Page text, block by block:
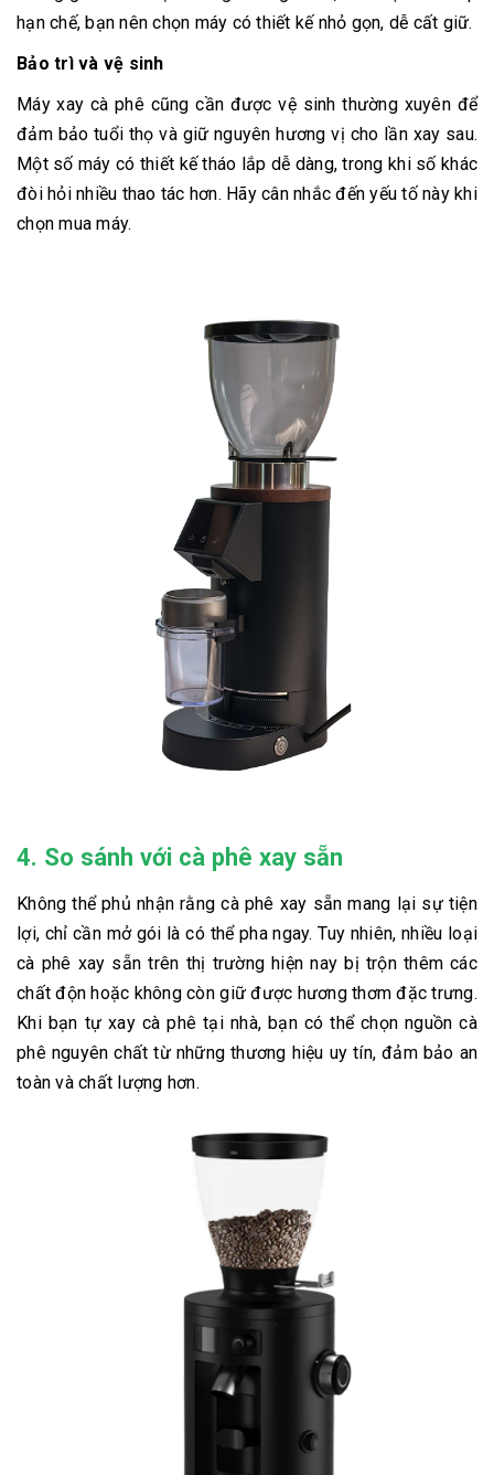
hạn chế, bạn nên chọn máy có thiết kế nhỏ gọn, dễ cất giữ.
Bảo trì và vệ sinh
Máy xay cà phê cũng cần được vệ sinh thường xuyên để
đảm bảo tuổi thọ và giữ nguyên hương vị cho lần xay sau.
Một số máy có thiết kế tháo lắp dễ dàng, trong khi số khác
đòi hỏi nhiều thao tác hơn. Hãy cân nhắc đến yếu tố này khi
chọn mua máy.
4. So sánh với cà phê xay sẵn
Không thể phủ nhận rằng cà phê xay sẵn mang lại sự tiện
lợi, chỉ cần mở gói là có thể pha ngay. Tuy nhiên, nhiều loại
cà phê xay sẵn trên thị trường hiện nay bị trộn thêm các
chất độn hoặc không còn giữ được hương thơm đặc trưng.
Khi bạn tự xay cà phê tại nhà, bạn có thể chọn nguồn cà
phê nguyên chất từ những thương hiệu uy tín, đảm bảo an
toàn và chất lượng hơn.